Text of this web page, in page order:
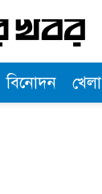
বিনোদন খেলা